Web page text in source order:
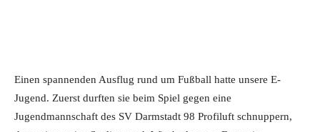
Einen spannenden Ausflug rund um Fußball hatte unsere E-
Jugend. Zuerst durften sie beim Spiel gegen eine
Jugendmannschaft des SV Darmstadt 98 Profiluft schnuppern,